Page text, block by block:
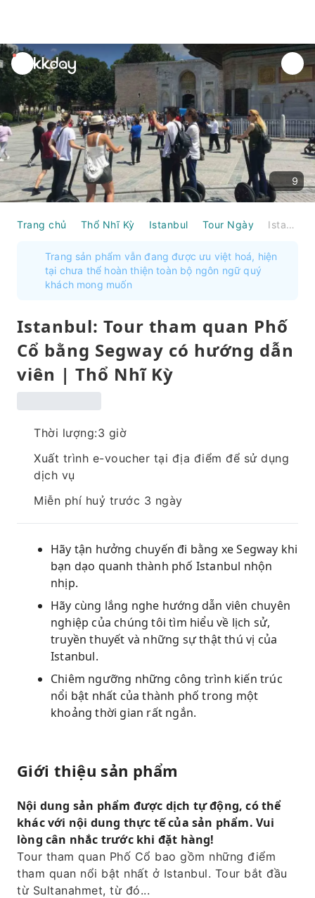
unread
notifications
9
Trang chủ Thổ Nhĩ Kỳ Istanbul Tour Ngày Istanbul: Tour tham quan Phố Cổ bằng Segway có hướng dẫn viên | Thổ Nhĩ Kỳ
Trang sản phẩm vẫn đang được ưu việt hoá, hiện
tại chưa thể hoàn thiện toàn bộ ngôn ngữ quý
khách mong muốn
Istanbul: Tour tham quan Phố
Cổ bằng Segway có hướng dẫn
viên | Thổ Nhĩ Kỳ
Thời lượng:3 giờ
Xuất trình e-voucher tại địa điểm để sử dụng
dịch vụ
Miễn phí huỷ trước 3 ngày
Hãy tận hưởng chuyến đi bằng xe Segway khi
bạn dạo quanh thành phố Istanbul nhộn
nhịp.
Hãy cùng lắng nghe hướng dẫn viên chuyên
nghiệp của chúng tôi tìm hiểu về lịch sử,
truyền thuyết và những sự thật thú vị của
Istanbul.
Chiêm ngưỡng những công trình kiến ​​trúc
nổi bật nhất của thành phố trong một
khoảng thời gian rất ngắn.
Giới thiệu sản phẩm
Nội dung sản phẩm được dịch tự động, có thể
khác với nội dung thực tế của sản phẩm. Vui
lòng cân nhắc trước khi đặt hàng!
Tour tham quan Phố Cổ bao gồm những điểm
tham quan nổi bật nhất ở Istanbul. Tour bắt đầu
từ Sultanahmet, từ đó...